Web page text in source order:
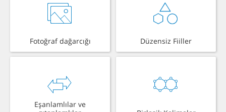
Fotoğraf dağarcığı Düzensiz Fiiller
Eşanlamlılar ve